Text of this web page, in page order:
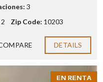
3
2 Zip Code: 10203
DETAILS
EN RENTA